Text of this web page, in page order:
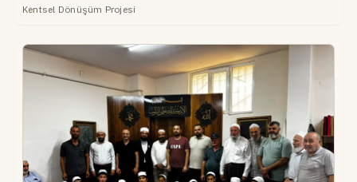
Kentsel Dönüşüm Projesi